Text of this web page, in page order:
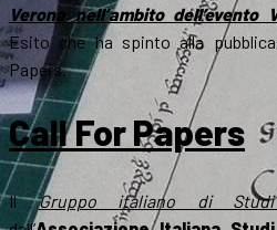
Verona nell’ambito
Esito che ha spinto alla
Papers.
Call For Papers
IlGruppo italiano di Studi